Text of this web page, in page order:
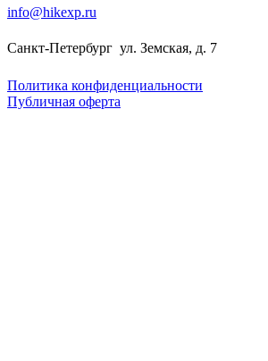
info@hikexp.ru
Санкт-Петербург ул. Земская, д. 7
Политика конфиденциальности
Публичная оферта